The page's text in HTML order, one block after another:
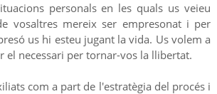
personals en les quals us veieu
vosaltres mereix ser empresonat i per
us hi esteu jugant la vida. Us volem a
el necessari per tornar-vos la llibertat.
com a part de l'estratègia del procés i